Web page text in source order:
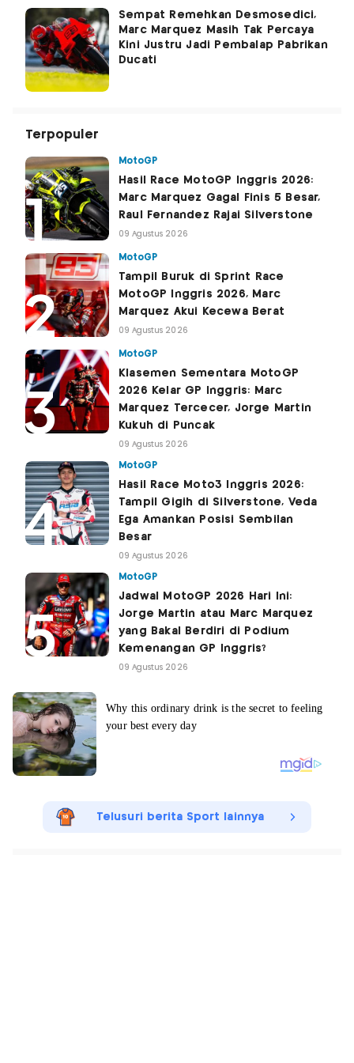
Sempat Remehkan Desmosedici,
Marc Marquez Masih Tak Percaya
Kini Justru Jadi Pembalap Pabrikan
Ducati
Terpopuler
MotoGP
Hasil Race MotoGP Inggris 2026:
Marc Marquez Gagal Finis 5 Besar,
Raul Fernandez Rajai Silverstone
09 Agustus 2026
MotoGP
Tampil Buruk di Sprint Race
MotoGP Inggris 2026, Marc
Marquez Akui Kecewa Berat
09 Agustus 2026
MotoGP
Klasemen Sementara MotoGP
2026 Kelar GP Inggris: Marc
Marquez Tercecer, Jorge Martin
Kukuh di Puncak
09 Agustus 2026
MotoGP
Hasil Race Moto3 Inggris 2026:
Tampil Gigih di Silverstone, Veda
Ega Amankan Posisi Sembilan
Besar
09 Agustus 2026
MotoGP
Jadwal MotoGP 2026 Hari Ini:
Jorge Martin atau Marc Marquez
yang Bakal Berdiri di Podium
Kemenangan GP Inggris?
09 Agustus 2026
Telusuri berita Sport lainnya